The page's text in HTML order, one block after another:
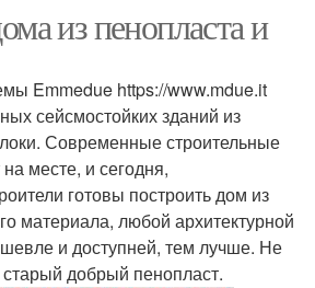
из пенопласта и
Emmedue https://www.mdue.it
сейсмостойких зданий из
Современные строительные
месте, и сегодня,
готовы построить дом из
материала, любой архитектурной
и доступней, тем лучше. Не
добрый пенопласт.